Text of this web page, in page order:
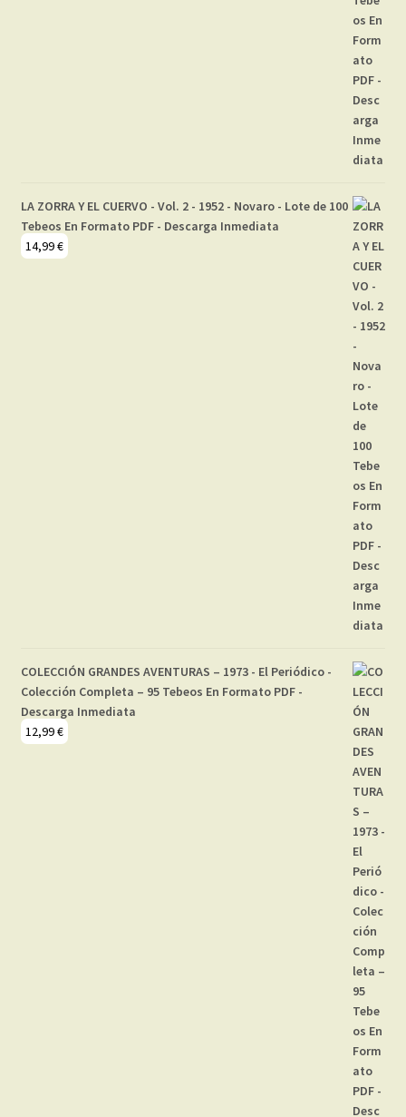
LA ZORRA Y EL CUERVO - Vol. 2 - 1952 - Novaro - Lote de 100
Tebeos En Formato PDF - Descarga Inmediata
14,99€
COLECCIÓN GRANDES AVENTURAS – 1973 - El Periódico -
Colección Completa – 95 Tebeos En Formato PDF -
Descarga Inmediata
12,99€